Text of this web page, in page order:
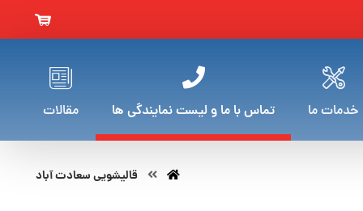
خدمات ما تماس با ما و لیست نمایندگی ها مقالات
قالیشویی سعادت آباد